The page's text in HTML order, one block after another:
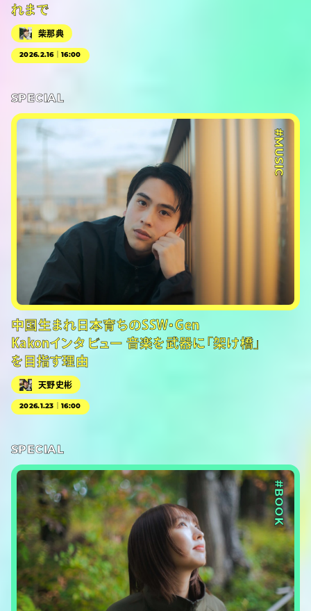
れまで
柴那典
2026.2.16｜16:00
SPECIAL
#MUSIC
中国生まれ日本育ちのSSW・Gen
Kakonインタビュー 音楽を武器に「架け橋」
を目指す理由
天野史彬
2026.1.23｜16:00
SPECIAL
#BOOK